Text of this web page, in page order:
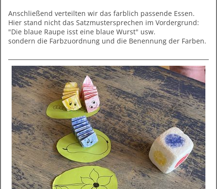
Anschließend verteilten wir das farblich passende Essen.
Hier stand nicht das Satzmustersprechen im Vordergrund:
"Die blaue Raupe isst eine blaue Wurst" usw.
sondern die Farbzuordnung und die Benennung der Farben.